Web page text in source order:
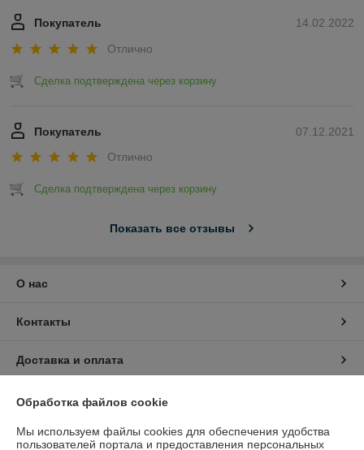
14.02.2022
Покупатель
Отлично
Сделка подтверждена через корзину
07.12.2021
Покупатель
Отлично
Сделка подтверждена через корзину
Показать все отзывы
О нас
Контакты
Доставка и оплата
График работы
Полная версия сайта
Обработка файлов cookie
Мы используем файлы cookies для обеспечения удобства
пользователей портала и предоставления персональных